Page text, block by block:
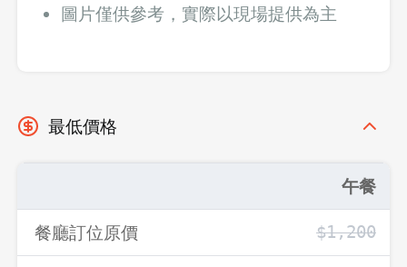
圖片僅供參考，實際以現場提供為主
最低價格
午餐
餐廳訂位原價 $1,200